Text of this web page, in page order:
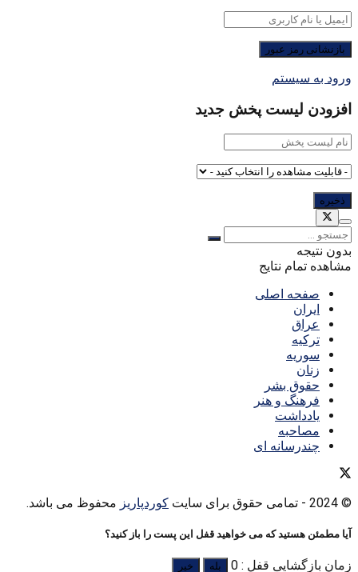
ورود به سیستم
افزودن لیست پخش جدید
بدون نتیجه
مشاهده تمام نتایج
صفحه اصلی
ایران
عراق
ترکیه
سوریه
زنان
حقوق بشر
فرهنگ و هنر
یادداشت
مصاحبه
چندرسانه ای
© 2024 - تمامی حقوق برای سایت کوردپاریز محفوظ می باشد.
آیا مطمئن هستید که می خواهید قفل این پست را باز کنید؟
زمان بازگشایی قفل : 0 بله خیر